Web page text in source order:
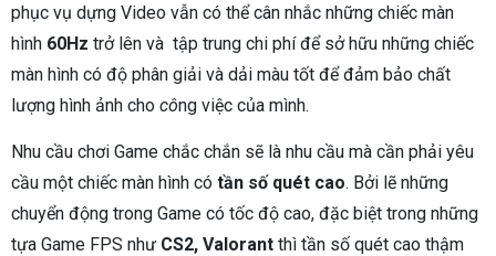
phục vụ dựng Video vẫn có thể cân nhắc những chiếc màn
hình 60Hz trở lên và tập trung chi phí để sở hữu những chiếc
màn hình có độ phân giải và dải màu tốt để đảm bảo chất
lượng hình ảnh cho công việc của mình.
Nhu cầu chơi Game chắc chắn sẽ là nhu cầu mà cần phải yêu
cầu một chiếc màn hình có tần số quét cao. Bởi lẽ những
chuyển động trong Game có tốc độ cao, đặc biệt trong những
tựa Game FPS như CS2, Valorant thì tần số quét cao thậm